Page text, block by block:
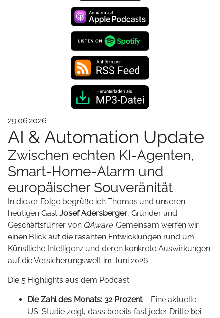
29.06.2026
AI & Automation Update
Zwischen echten KI-Agenten,
Smart-Home-Alarm und
europäischer Souveränität
In dieser Folge begrüße ich Thomas und unseren
heutigen Gast Josef Adersberger, Gründer und
Geschäftsführer von QAware. Gemeinsam werfen wir
einen Blick auf die rasanten Entwicklungen rund um
Künstliche Intelligenz und deren konkrete Auswirkungen
auf die Versicherungswelt im Juni 2026.
Die 5 Highlights aus dem Podcast
Die Zahl des Monats: 32 Prozent– Eine aktuelle
US-Studie zeigt, dass bereits fast jeder Dritte bei